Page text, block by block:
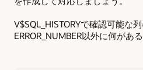
V$SQL_HISTORYで確認可能な
ERROR_NUMBER以外に何があ